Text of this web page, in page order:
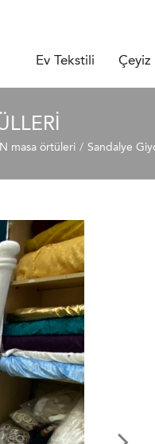
Ev Tekstili Çeyiz
masa örtüleri Sandalye